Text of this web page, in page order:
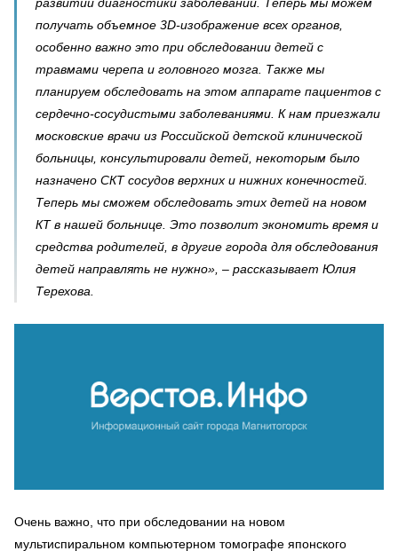
получать объемное 3D-изображение всех органов,
особенно важно это при обследовании детей с
травмами черепа и головного мозга. Также мы
планируем обследовать на этом аппарате пациентов с
сердечно-сосудистыми заболеваниями. К нам приезжали
московские врачи из Российской детской клинической
больницы, консультировали детей, некоторым было
назначено СКТ сосудов верхних и нижних конечностей.
Теперь мы сможем обследовать этих детей на новом
КТ в нашей больнице. Это позволит экономить время и
средства родителей, в другие города для обследования
детей направлять не нужно», – рассказывает Юлия
Терехова.
Очень важно, что при обследовании на новом
мультиспиральном компьютерном томографе японского